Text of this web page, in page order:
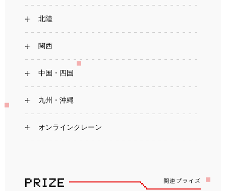
北陸
関西
中国・四国
九州・沖縄
オンラインクレーン
関連プライズ